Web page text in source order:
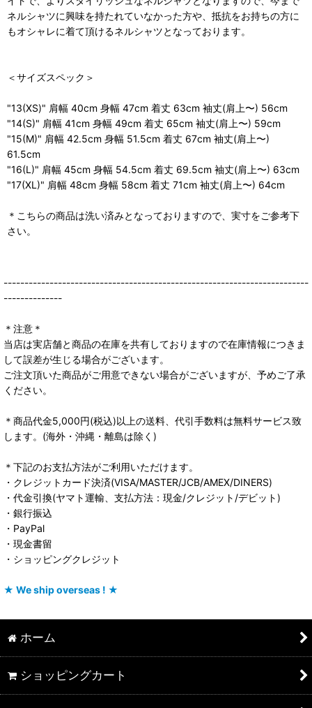
ネルシャツに興味を持たれていなかった方や、抵抗をお持ちの方に
もオシャレに着て頂けるネルシャツとなっております。
＜サイズスペック＞
"13(XS)" 肩幅 40cm 身幅 47cm 着丈 63cm 袖丈(肩上〜) 56cm
"14(S)" 肩幅 41cm 身幅 49cm 着丈 65cm 袖丈(肩上〜) 59cm
"15(M)" 肩幅 42.5cm 身幅 51.5cm 着丈 67cm 袖丈(肩上〜)
61.5cm
"16(L)" 肩幅 45cm 身幅 54.5cm 着丈 69.5cm 袖丈(肩上〜) 63cm
"17(XL)" 肩幅 48cm 身幅 58cm 着丈 71cm 袖丈(肩上〜) 64cm
＊こちらの商品は洗い済みとなっておりますので、実寸をご参考下
さい。
-------------------------------------------------------------------------
--------------
＊注意＊
当店は実店舗と商品の在庫を共有しておりますので在庫情報につきま
して誤差が生じる場合がございます。
ご注文頂いた商品がご用意できない場合がございますが、予めご了承
ください。
＊商品代金5,000円(税込)以上の送料、代引手数料は無料サービス致
します。(海外・沖縄・離島は除く)
＊下記のお支払方法がご利用いただけます。
・クレジットカード決済(VISA/MASTER/JCB/AMEX/DINERS)
・代金引換(ヤマト運輸、支払方法：現金/クレジット/デビット)
・銀行振込
・PayPal
・現金書留
・ショッピングクレジット
★ We ship overseas ! ★
ホーム
ショッピングカート